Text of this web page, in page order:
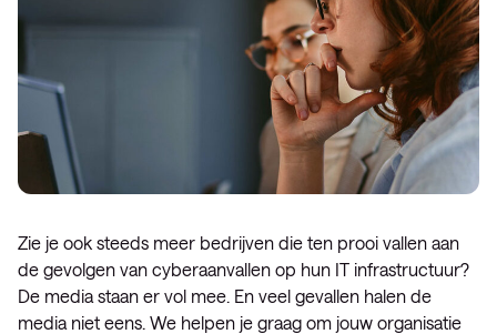
Zie je ook steeds meer bedrijven die ten prooi vallen aan
de gevolgen van cyberaanvallen op hun IT infrastructuur?
De media staan er vol mee. En veel gevallen halen de
media niet eens. We helpen je graag om jouw organisatie